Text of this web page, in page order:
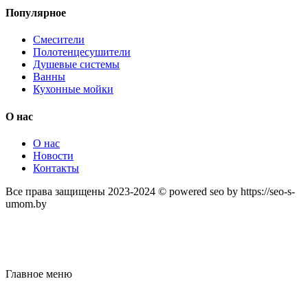
Популярное
Смесители
Полотенцесушители
Душевые системы
Ванны
Кухонные мойки
О нас
О нас
Новости
Контакты
Все права защищены 2023-2024 © powered seo by https://seo-s-
umom.by
Главное меню